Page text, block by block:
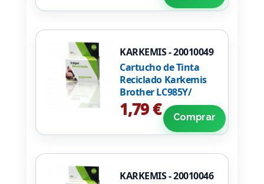
KARKEMIS - 20010049
Cartucho de Tinta
Reciclado Karkemis
Brother LC985Y/
Amarillo
1,79 € Comprar
KARKEMIS - 20010046